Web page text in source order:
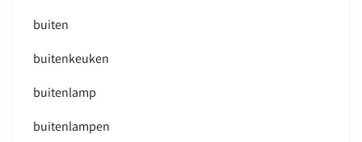
buiten
buitenkeuken
buitenlamp
buitenlampen